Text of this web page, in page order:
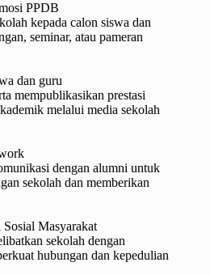
PPDB
kepada calon siswa dan
seminar, atau pameran
dan guru
mempublikasikan prestasi
melalui media sekolah
dengan alumni untuk
sekolah dan memberikan
Masyarakat
sekolah dengan
hubungan dan kepedulian